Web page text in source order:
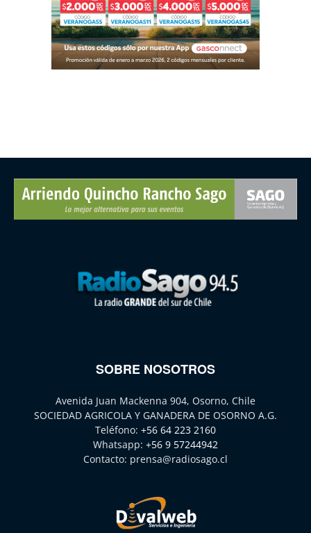
SOBRE NOSOTROS
Avenida Juan Mackenna 904, Osorno, Chile
SOCIEDAD AGRICOLA Y GANADERA DE OSORNO A.G.
Teléfono: +56 64 223 2160
Whatsapp: +56 9 57244942
Contacto: prensa@radiosago.cl